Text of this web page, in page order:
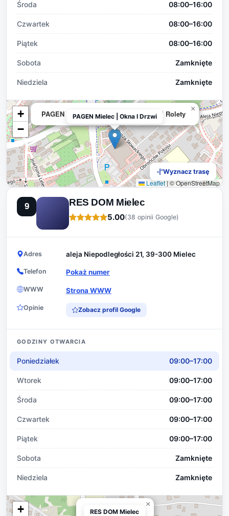
Środa 08:00–16:00
Czwartek 08:00–16:00
Piątek 08:00–16:00
Sobota Zamknięte
Niedziela Zamknięte
PAGEN Mielec | Okna I Drzwi I Bramy I Rolety
×
+
−
Leaflet|© OpenStreetMap
PAGEN Mielec | Okna I Drzwi
Wyznacz trasę
9 RES DOM Mielec
5.00(38 opinii Google)
Adres aleja Niepodległości 21, 39-300 Mielec
Telefon Pokaż numer
WWW Strona WWW
Opinie Zobacz profil Google
GODZINY OTWARCIA
Poniedziałek 09:00–17:00
Wtorek 09:00–17:00
Środa 09:00–17:00
Czwartek 09:00–17:00
Piątek 09:00–17:00
Sobota Zamknięte
Niedziela Zamknięte
RES DOM Mielec
×
+
RES DOM Mielec